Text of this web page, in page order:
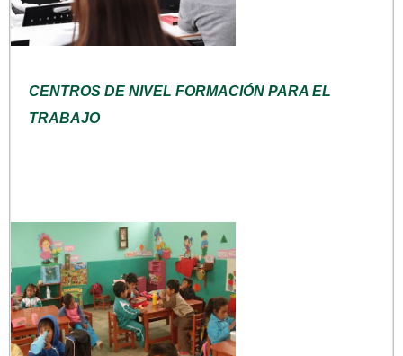
CENTROS DE NIVEL FORMACIÓN PARA EL
TRABAJO